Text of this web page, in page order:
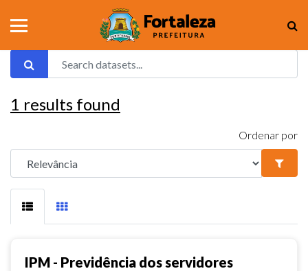
1 results found
Ordenar por
IPM - Previdência dos servidores